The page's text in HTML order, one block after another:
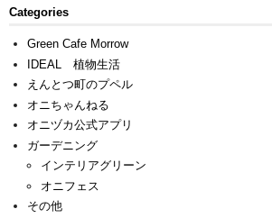
Categories
Green Cafe Morrow
IDEAL 植物生活
えんとつ町のプペル
オニちゃんねる
オニヅカ公式アプリ
ガーデニング
インテリアグリーン
オニフェス
その他